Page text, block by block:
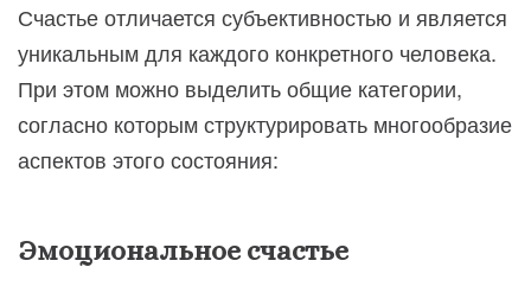
Счастье отличается субъективностью и является
уникальным для каждого конкретного человека.
При этом можно выделить общие категории,
согласно которым структурировать многообразие
аспектов этого состояния:
Эмоциональное счастье